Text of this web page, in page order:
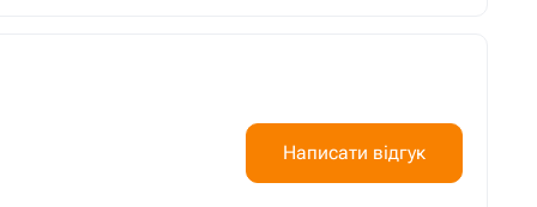
Написати відгук